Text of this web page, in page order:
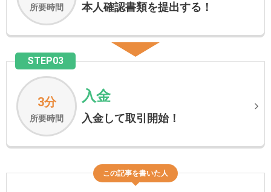
所要時間 本人確認書類を提出する！
STEP03
3分
所要時間
入金
入金して取引開始！
この記事を書いた人